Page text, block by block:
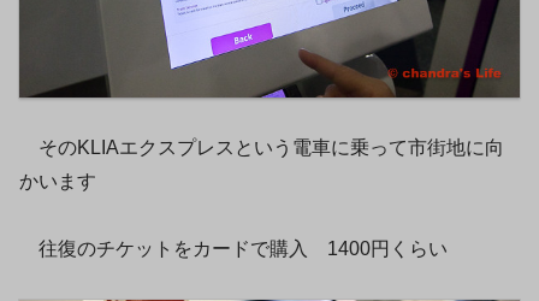
そのKLIAエクスプレスという電車に乗って市街地に向
かいます
往復のチケットをカードで購入 1400円くらい